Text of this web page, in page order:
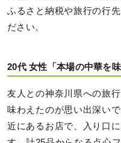
ふるさと納税や旅行の行
ださい。
20代 女性「本場の中華を味
友人との神奈川県への旅
味わえたのが思い出深い
近にあるお店で、入り口